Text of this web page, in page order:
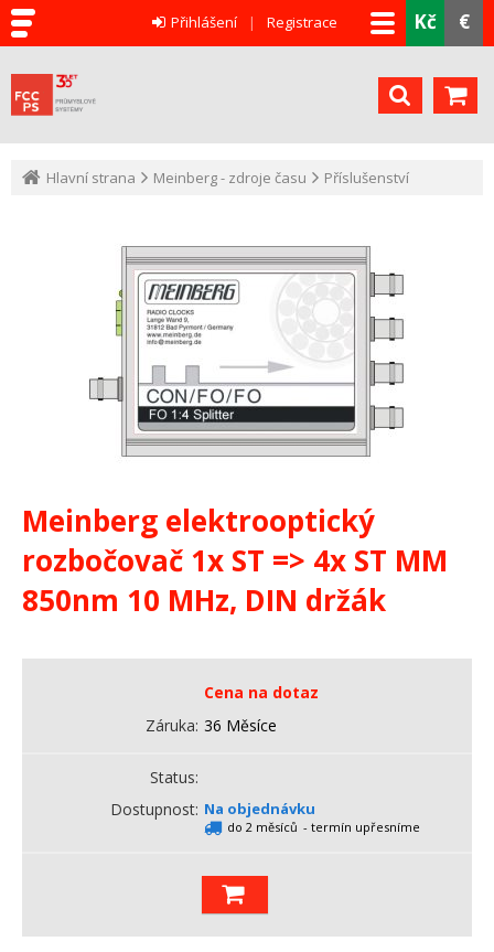
Kč €
Přihlášení Registrace
Hlavní strana Meinberg - zdroje času Příslušenství
Meinberg elektrooptický
rozbočovač 1x ST => 4x ST MM
850nm 10 MHz, DIN držák
Cena na dotaz
Záruka 36 Měsíce
Status
Dostupnost Na objednávku
do 2 měsíců - termín upřesníme